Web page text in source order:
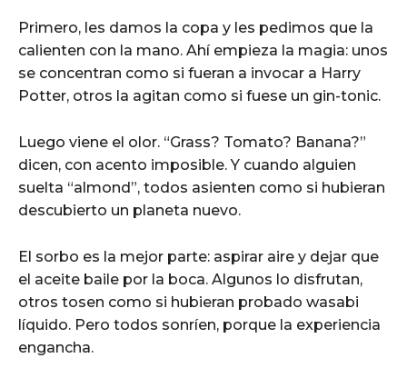
Primero, les damos la copa y les pedimos que la
calienten con la mano. Ahí empieza la magia: unos
se concentran como si fueran a invocar a Harry
Potter, otros la agitan como si fuese un gin-tonic.
Luego viene el olor. “Grass? Tomato? Banana?”
dicen, con acento imposible. Y cuando alguien
suelta “almond”, todos asienten como si hubieran
descubierto un planeta nuevo.
El sorbo es la mejor parte: aspirar aire y dejar que
el aceite baile por la boca. Algunos lo disfrutan,
otros tosen como si hubieran probado wasabi
líquido. Pero todos sonríen, porque la experiencia
engancha.